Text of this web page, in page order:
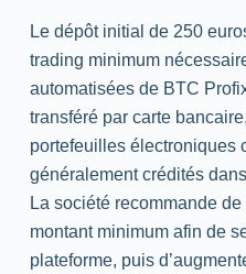
Le dépôt initial de 250
trading minimum
automatisées de BTC
transféré par carte
portefeuilles électroniques
généralement crédités
La société recommande
montant minimum afin de
plateforme, puis